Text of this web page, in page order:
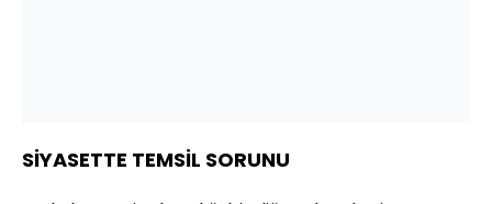
SİYASETTE TEMSİL SORUNU